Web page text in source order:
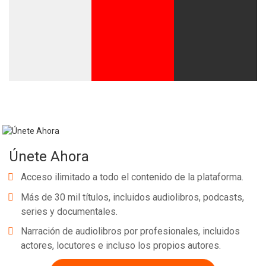
Únete Ahora
Acceso ilimitado a todo el contenido de la plataforma.
Más de 30 mil títulos, incluidos audiolibros, podcasts,
series y documentales.
Narración de audiolibros por profesionales, incluidos
actores, locutores e incluso los propios autores.